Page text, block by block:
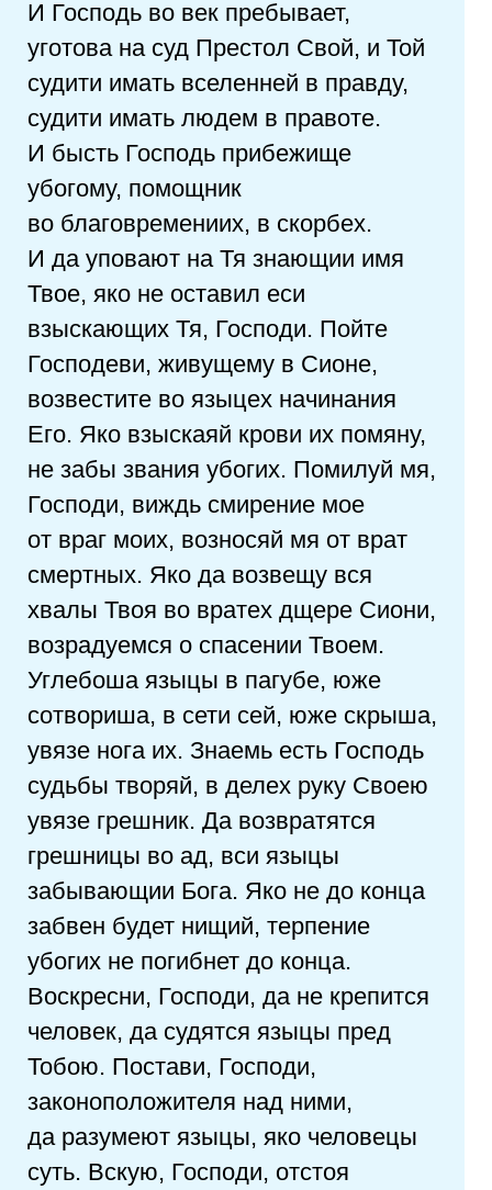
И Господь во век пребывает,
уготова на суд Престол Свой, и Той
судити имать вселенней в правду,
судити имать людем в правоте.
И бысть Господь прибежище
убогому, помощник
во благовремениих, в скорбех.
И да уповают на Тя знающии имя
Твое, яко не оставил еси
взыскающих Тя, Господи. Пойте
Господеви, живущему в Сионе,
возвестите во языцех начинания
Его. Яко взыскаяй крови их помяну,
не забы звания убогих. Помилуй мя,
Господи, виждь смирение мое
от враг моих, возносяй мя от врат
смертных. Яко да возвещу вся
хвалы Твоя во вратех дщере Сиони,
возрадуемся о спасении Твоем.
Углебоша языцы в пагубе, юже
сотвориша, в сети сей, юже скрыша,
увязе нога их. Знаемь есть Господь
судьбы творяй, в делех руку Своею
увязе грешник. Да возвратятся
грешницы во ад, вси языцы
забывающии Бога. Яко не до конца
забвен будет нищий, терпение
убогих не погибнет до конца.
Воскресни, Господи, да не крепится
человек, да судятся языцы пред
Тобою. Постави, Господи,
законоположителя над ними,
да разумеют языцы, яко человецы
суть. Вскую, Господи, отстоя